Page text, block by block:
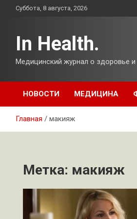
ПерейтиСуббота, 8 августа, 2026
In Health.
Медицинский журнал о здоровье и
НОВОСТИ МЕДИЦИНА
Главная макияж
Метка: макияж